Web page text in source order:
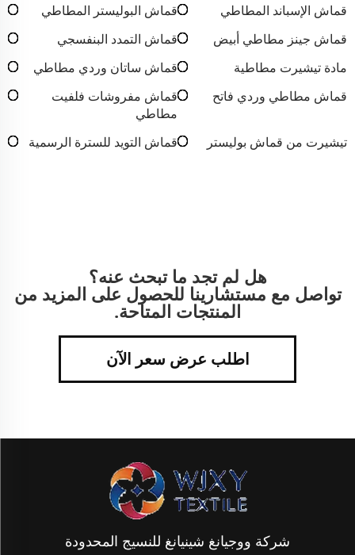
قماش الإسباند المطاطي
قماش البوليستر المطاطي
قماش جينز مطاطي أبيض
قماش التمدد البنفسجي
مادة تيشيرت مطاطية
قماش ساتان وردي مطاطي
قماش مطاطي وردي فاتح
قماش مفروشات فلفيت
مطاطي
تيشيرت من قماش بوليستر
قماش التويد للسترة الرسمية
هل لم تجد ما تبحث عنه؟
تواصل مع مستشارينا للحصول على المزيد من
المنتجات المتاحة.
اطلب عرض سعر الآن
شركة ووجيانغ شينيانغ للنسيج المحدودة